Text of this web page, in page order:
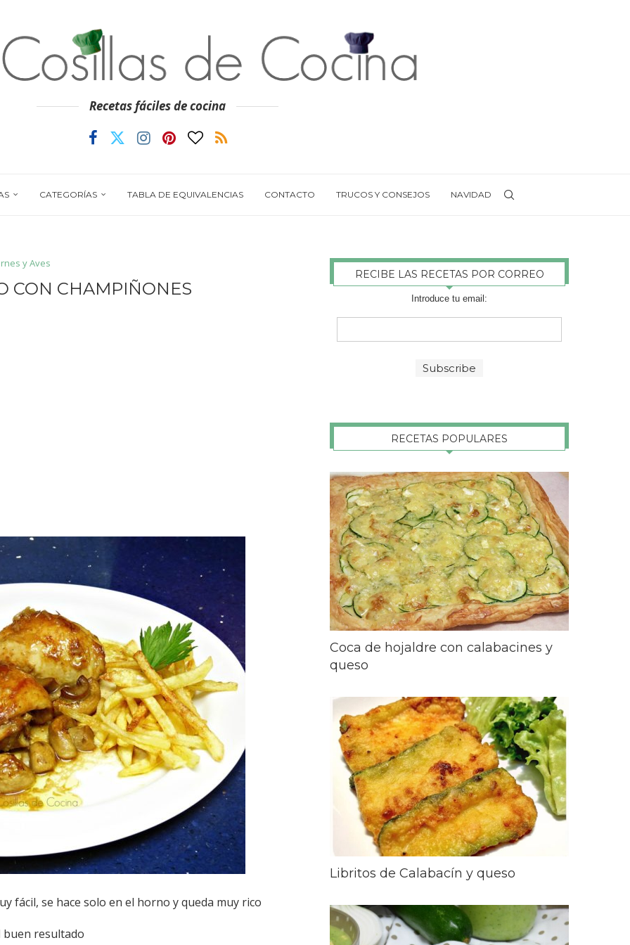
Recetas fáciles de cocina
CATEGORÍAS TABLA DE EQUIVALENCIAS CONTACTO TRUCOS Y CONSEJOS NAVIDAD
y Aves
CON CHAMPIÑONES
fácil, se hace solo en el horno y queda muy rico
buen resultado
RECIBE LAS RECETAS POR CORREO
Introduce tu email:
RECETAS POPULARES
Coca de hojaldre con calabacines y
queso
Libritos de Calabacín y queso